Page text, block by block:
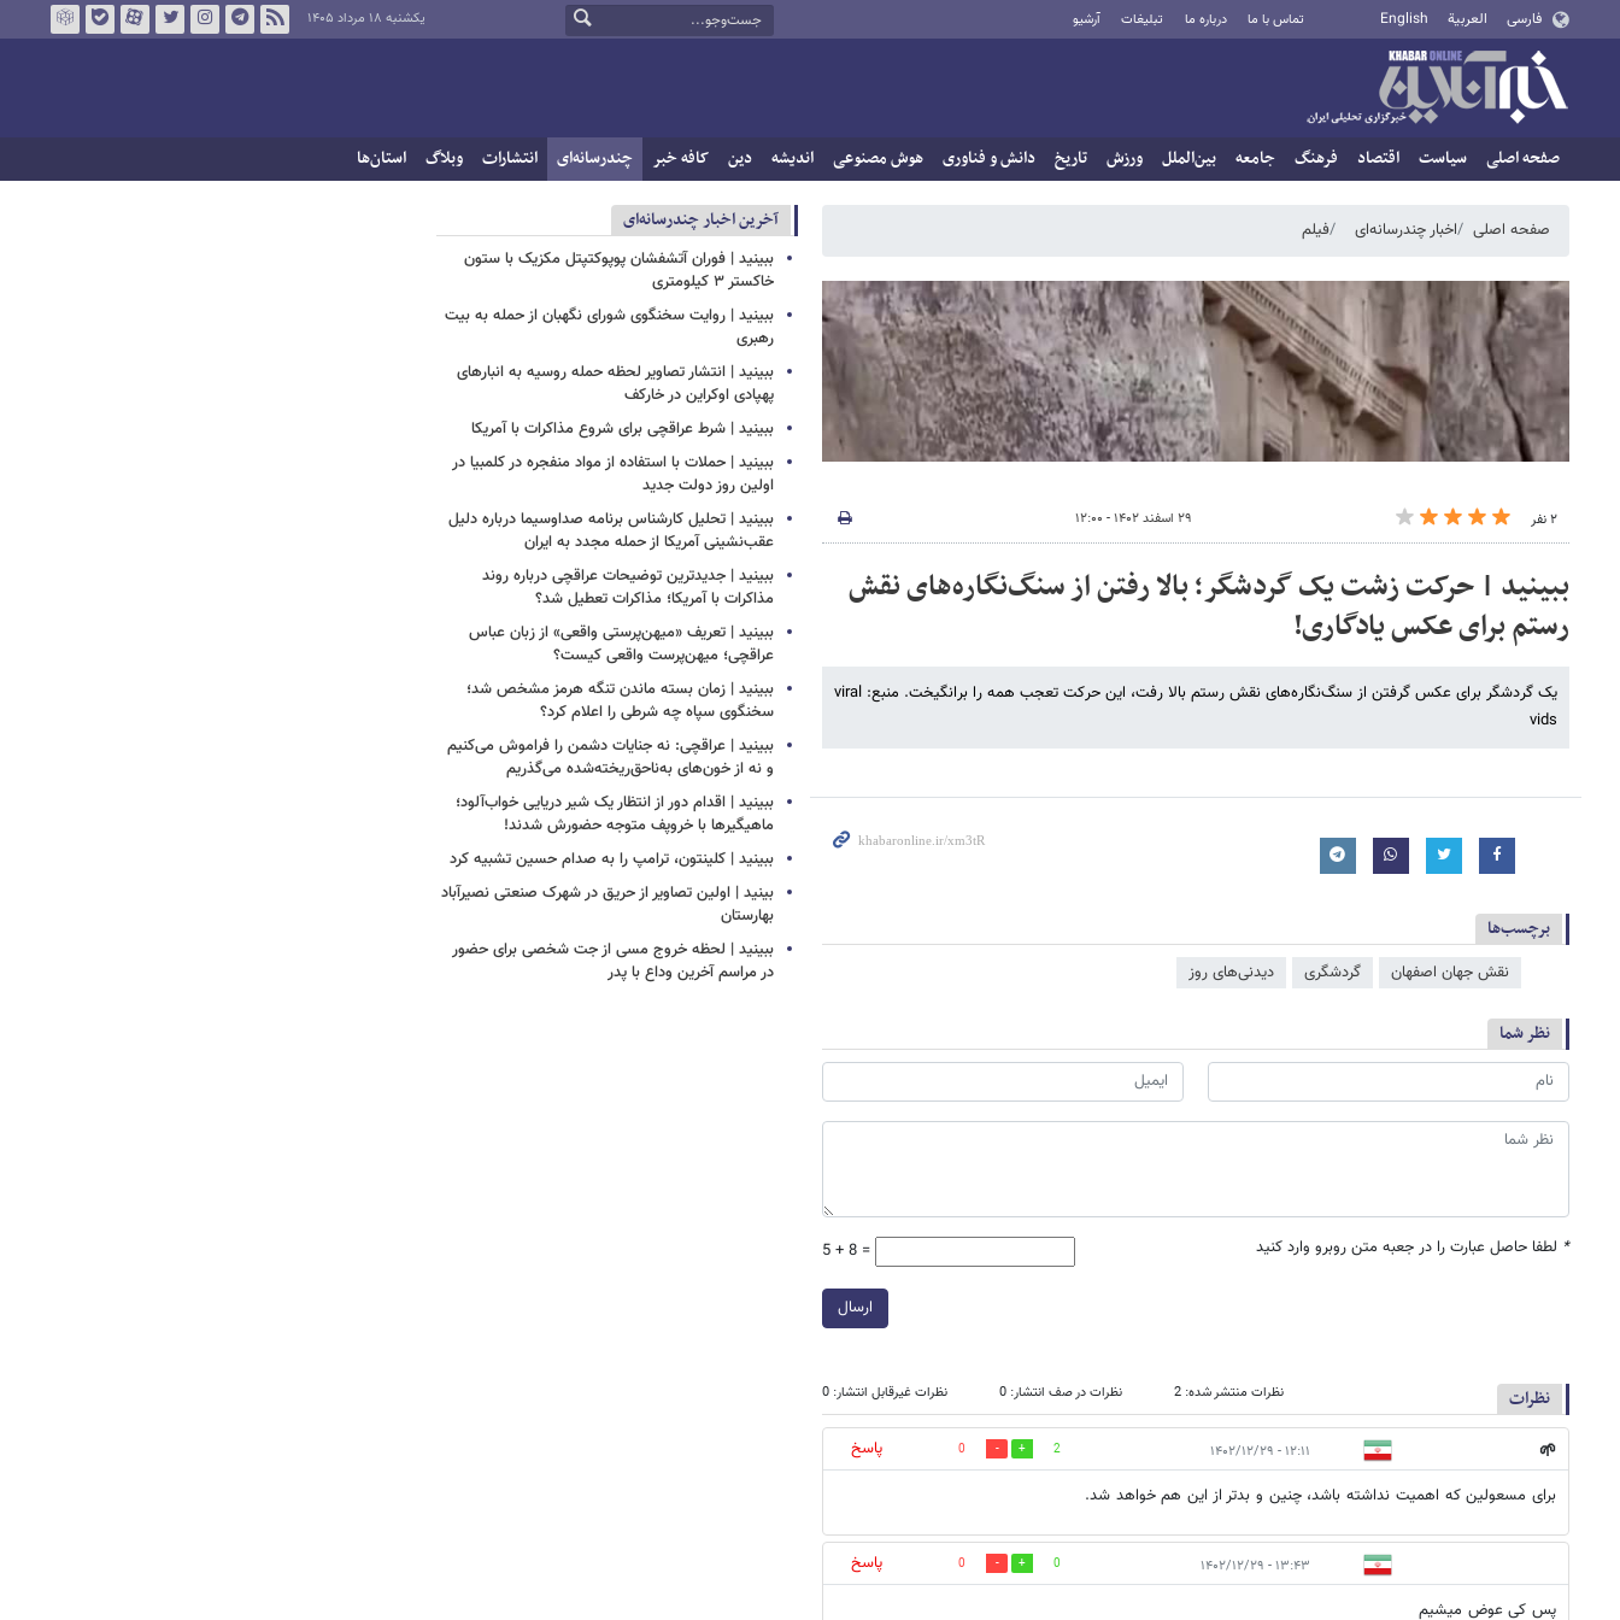
فارسی العربية English تماس با ما درباره ما تبلیغات آرشیو یکشنبه ۱۸ مرداد ۱۴۰۵
صفحه اصلی سیاست اقتصاد فرهنگ جامعه بین‌الملل ورزش تاریخ دانش و فناوری هوش مصنوعی اندیشه دین کافه خبر چندرسانه‌ای انتشارات وبلاگ استان‌ها
صفحه اصلی اخبار چندرسانه‌ای فیلم
۲ نفر ۲۹ اسفند ۱۴۰۲ - ۱۲:۰۰
ببینید | حرکت زشت یک گردشگر؛ بالا رفتن از سنگ‌نگاره‌های نقش
رستم برای عکس یادگاری!
یک گردشگر برای عکس گرفتن از سنگ‌نگاره‌های نقش رستم بالا رفت، این حرکت تعجب همه را برانگیخت. منبع: viral
vids
برچسب‌ها
نقش جهان اصفهان گردشگری دیدنی‌های روز
نظر شما
* لطفا حاصل عبارت را در جعبه متن روبرو وارد کنید 5 + 8 =
ارسال
نظرات نظرات منتشر شده: 2 نظرات در صف انتشار: 0 نظرات غیرقابل انتشار: 0
🌱 ۱۲:۱۱ - ۱۴۰۲/۱۲/۲۹ 2
0
پاسخ
برای مسعولین که اهمیت نداشته باشد، چنین و بدتر از این هم خواهد شد.
۱۳:۴۳ - ۱۴۰۲/۱۲/۲۹ 0
0
پاسخ
پس کی عوض میشیم
آخرین اخبار چندرسانه‌ای
ببینید | فوران آتشفشان پوپوکتپتل مکزیک با ستون
خاکستر ۳ کیلومتری
ببینید | روایت سخنگوی شورای نگهبان از حمله به بیت
رهبری
ببینید | انتشار تصاویر لحظه حمله روسیه به انبارهای
پهپادی اوکراین در خارکف
ببینید | شرط عراقچی برای شروع مذاکرات با آمریکا
ببینید | حملات با استفاده از مواد منفجره در کلمبیا در
اولین روز دولت جدید
ببینید | تحلیل کارشناس برنامه صداوسیما درباره دلیل
عقب‌نشینی آمریکا از حمله مجدد به ایران
ببینید | جدیدترین توضیحات عراقچی درباره روند
مذاکرات با آمریکا؛ مذاکرات تعطیل شد؟
ببینید | تعریف «میهن‌پرستی واقعی» از زبان عباس
عراقچی؛ میهن‌پرست واقعی کیست؟
ببینید | زمان بسته ماندن تنگه هرمز مشخص شد؛
سخنگوی سپاه چه شرطی را اعلام کرد؟
ببینید | عراقچی: نه جنایات دشمن را فراموش می‌کنیم
و نه از خون‌های به‌ناحق‌ریخته‌شده می‌گذریم
ببینید | اقدام دور از انتظار یک شیر دریایی خواب‌آلود؛
ماهیگیرها با خروپف متوجه حضورش شدند!
ببینید | کلینتون، ترامپ را به صدام حسین تشبیه کرد
بینید | اولین تصاویر از حریق در شهرک صنعتی نصیرآباد
بهارستان
ببینید | لحظه خروج مسی از جت شخصی برای حضور
در مراسم آخرین وداع با پدر